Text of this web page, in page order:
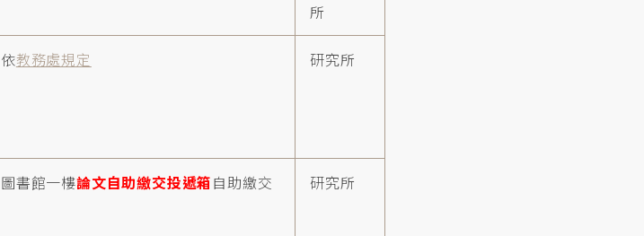
所
依教務處規定 研究所
圖書館一樓論文自助繳交投遞箱自助繳交 研究所